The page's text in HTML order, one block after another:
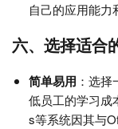
自己的应用能力
六、选择适合
简单易用 ：选
低员工的学习成
s等系统因其与